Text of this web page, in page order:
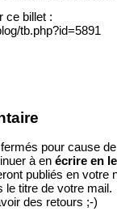
ce billet :
tb.php?id=5891
pour cause
à en écrire en
publiés en votre
titre de votre mail.
des retours ;-)